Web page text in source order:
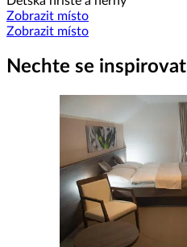
Zobrazit místo
Zobrazit místo
Nechte se inspirovat